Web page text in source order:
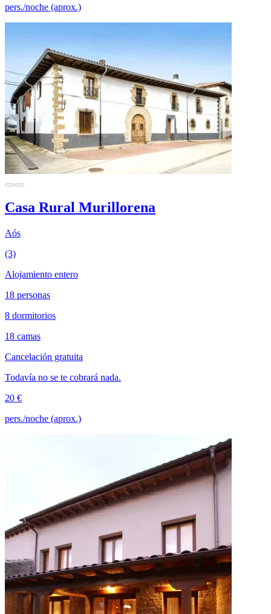
pers./noche (aprox.)
Casa Rural Murillorena
Aós
(3)
Alojamiento entero
18 personas
8 dormitorios
18 camas
Cancelación gratuita
Todavía no se te cobrará nada.
20 €
pers./noche (aprox.)